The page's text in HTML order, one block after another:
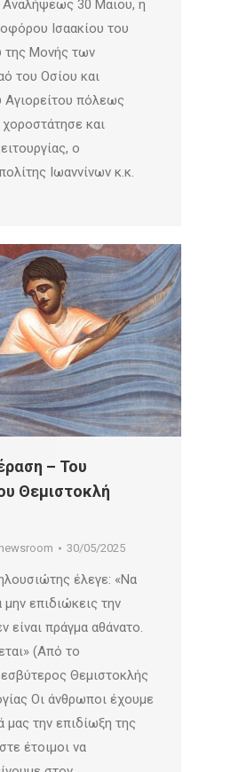
30 Μαΐου, η
Ισαακίου του
της Μονής των
του Οσίου και
πόλεως
και
ο
Ιωαννίνων κ.κ.
– Του
Θεμιστοκλή
newsroom 30/05/2025
έλεγε: «Να
μην επιδιώκεις την
είναι πράγμα αθάνατο.
(Από το
Θεμιστοκλής
Οι άνθρωποι έχουμε
μας την επιδίωξη της
έτοιμοι να